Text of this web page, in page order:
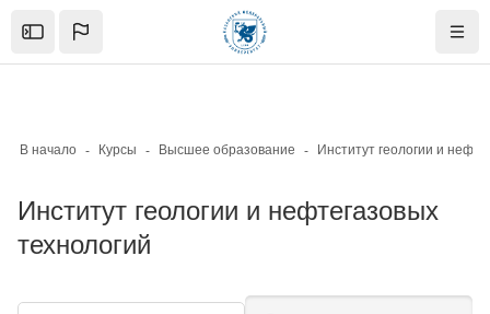
Перейти к основному содержанию
Open the sidebar
В начало Курсы Высшее образование
Институт геологии и нефтегазовых
технологий